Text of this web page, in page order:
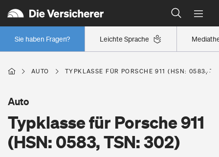
Leichte Sprache
Sie haben Fragen?
Wer versichert was: Jetzt Versicherer finden
Regionalklassen: So ist Ihre Region eingestuft
Wer versichert was: Jetzt Versicherer finden
Berufsunfähigkeitsversicherung
Erwerbsunfähigkeitsversicherung
Wohnen
AUTO TYPKLASSE FÜR PORSCHE 911 (HSN: 0583,
Typklasse für Porsche 911
(HSN: 0583, TSN: 302)
Auto